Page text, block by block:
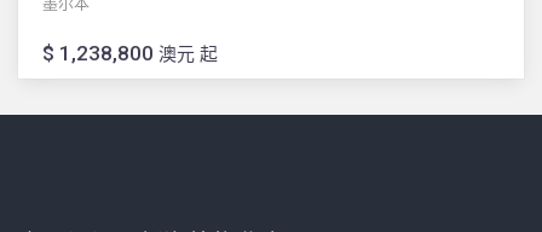
$ 1,238,800 澳元 起